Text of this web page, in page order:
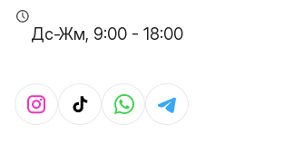
Дс-Жм, 9:00 - 18:00